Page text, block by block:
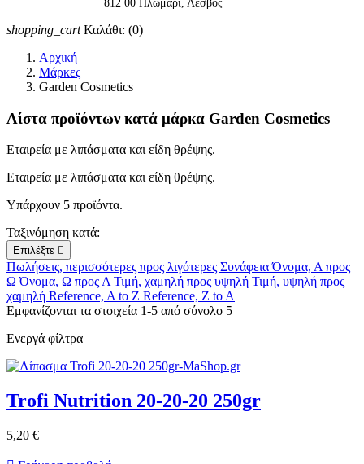
812 00 Πλωμάρι, Λέσβος
shopping_cart Καλάθι: (0)
Αρχική
Μάρκες
Garden Cosmetics
Λίστα προϊόντων κατά μάρκα Garden Cosmetics
Εταιρεία με λιπάσματα και είδη θρέψης.
Εταιρεία με λιπάσματα και είδη θρέψης.
Υπάρχουν 5 προϊόντα.
Ταξινόμηση κατά:
Επιλέξτε 
Πωλήσεις, περισσότερες προς λιγότερες ΣυνάφειαΌνομα, Α προς
ΩΌνομα, Ω προς ΑΤιμή, χαμηλή προς υψηλή Τιμή, υψηλή προς
χαμηλή Reference, A to Z Reference, Z to A
Εμφανίζονται τα στοιχεία 1-5 από σύνολο 5
Ενεργά φίλτρα
Trofi Nutrition 20-20-20 250gr
5,20 €